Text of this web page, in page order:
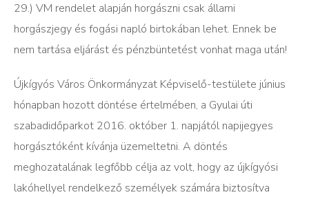
29.) VM rendelet alapján horgászni csak állami
horgászjegy és fogási napló birtokában lehet. Ennek be
nem tartása eljárást és pénzbüntetést vonhat maga után!
Újkígyós Város Önkormányzat Képviselő-testülete június
hónapban hozott döntése értelmében, a Gyulai úti
szabadidőparkot 2016. október 1. napjától napijegyes
horgásztóként kívánja üzemeltetni. A döntés
meghozatalának legfőbb célja az volt, hogy az újkígyósi
lakóhellyel rendelkező személyek számára biztosítva